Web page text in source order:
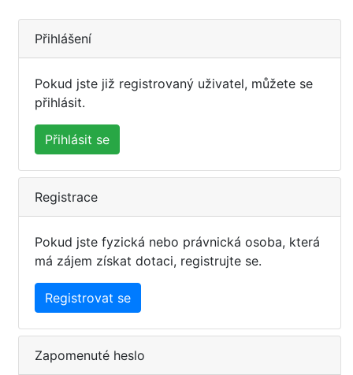
Přihlášení
Pokud jste již registrovaný uživatel, můžete se
přihlásit.
Přihlásit se
Registrace
Pokud jste fyzická nebo právnická osoba, která
má zájem získat dotaci, registrujte se.
Registrovat se
Zapomenuté heslo